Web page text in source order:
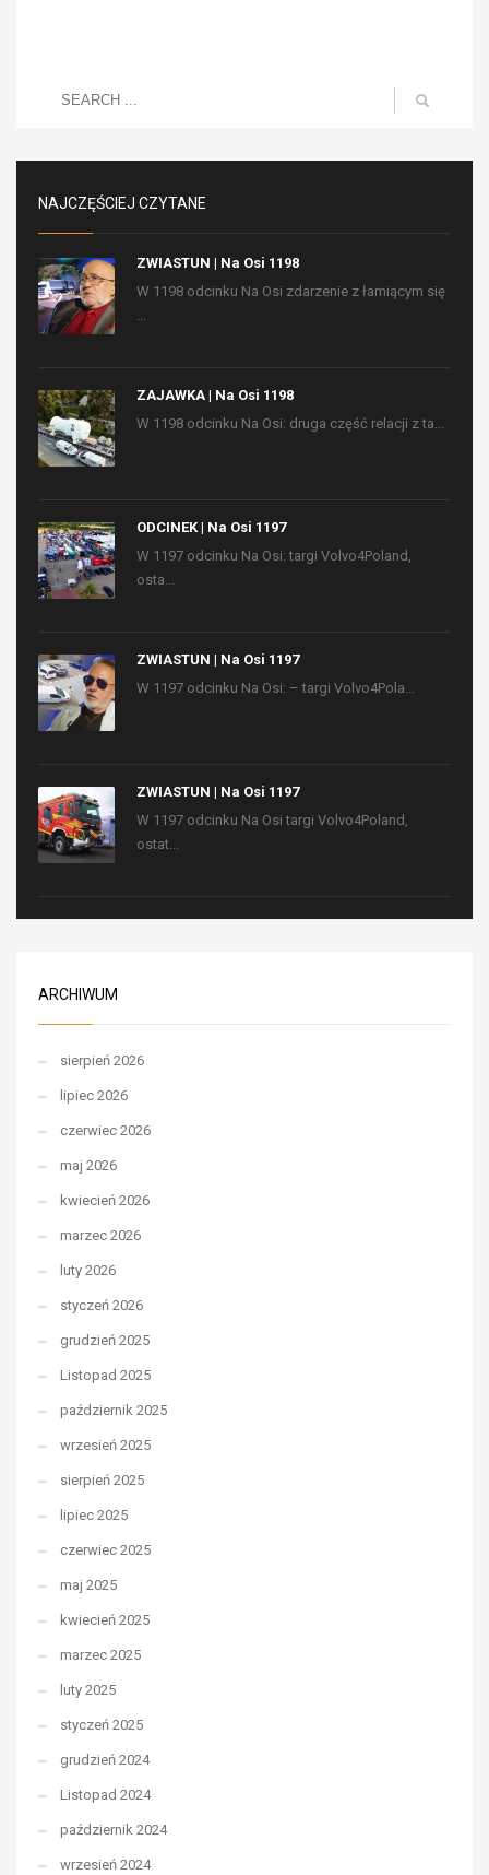
NAJCZĘŚCIEJ CZYTANE
ZWIASTUN | Na Osi 1198
W 1198 odcinku Na Osi zdarzenie z łamiącym się
...
ZAJAWKA | Na Osi 1198
W 1198 odcinku Na Osi: druga część relacji z ta...
ODCINEK | Na Osi 1197
W 1197 odcinku Na Osi: targi Volvo4Poland,
osta...
ZWIASTUN | Na Osi 1197
W 1197 odcinku Na Osi: – targi Volvo4Pola...
ZWIASTUN | Na Osi 1197
W 1197 odcinku Na Osi targi Volvo4Poland,
ostat...
ARCHIWUM
sierpień 2026
lipiec 2026
czerwiec 2026
maj 2026
kwiecień 2026
marzec 2026
luty 2026
styczeń 2026
grudzień 2025
Listopad 2025
październik 2025
wrzesień 2025
sierpień 2025
lipiec 2025
czerwiec 2025
maj 2025
kwiecień 2025
marzec 2025
luty 2025
styczeń 2025
grudzień 2024
Listopad 2024
październik 2024
wrzesień 2024